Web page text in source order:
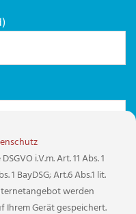
i.V.m. Art. 11 Abs. 1
1 BayDSG; Art.6 Abs.1 lit.
werden
Ihrem Gerät gespeichert.